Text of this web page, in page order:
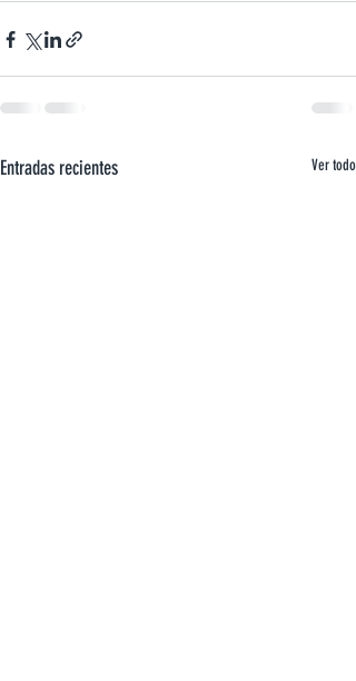
Entradas recientes Ver todo